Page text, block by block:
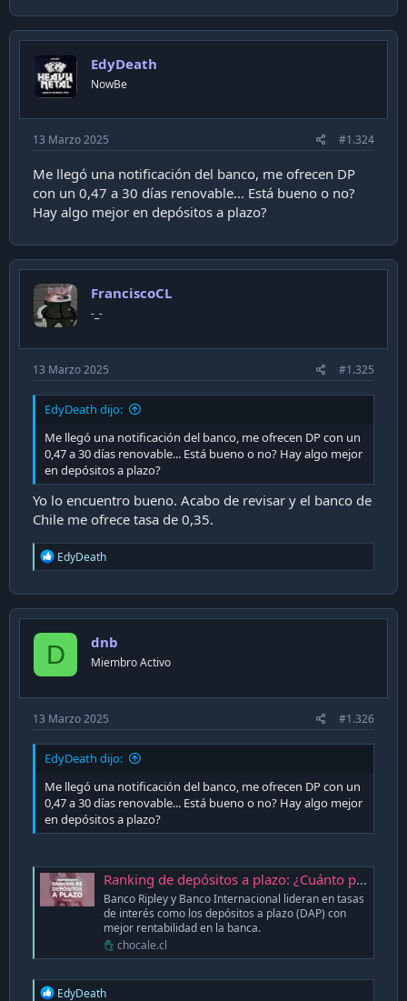
c
t
o
n
s
EdyDeath
NowBe
13 Marzo 2025 #1.324
Me llegó una notificación del banco, me ofrecen DP
con un 0,47 a 30 días renovable... Está bueno o no?
Hay algo mejor en depósitos a plazo?
FranciscoCL
-_-
13 Marzo 2025 #1.325
EdyDeath dijo:
Me llegó una notificación del banco, me ofrecen DP con un
0,47 a 30 días renovable... Está bueno o no? Hay algo mejor
en depósitos a plazo?
Yo lo encuentro bueno. Acabo de revisar y el banco de
Chile me ofrece tasa de 0,35.
R
e
c
t
o
n
EdyDeath
D dnb
Miembro Activo
13 Marzo 2025 #1.326
EdyDeath dijo:
Me llegó una notificación del banco, me ofrecen DP con un
0,47 a 30 días renovable... Está bueno o no? Hay algo mejor
en depósitos a plazo?
Ranking de depósitos a plazo: ¿Cuánto puedo ganar si invierto $1.000.000?
Banco Ripley y Banco Internacional lideran en tasas
de interés como los depósitos a plazo (DAP) con
mejor rentabilidad en la banca.
chocale.cl
R
EdyDeath